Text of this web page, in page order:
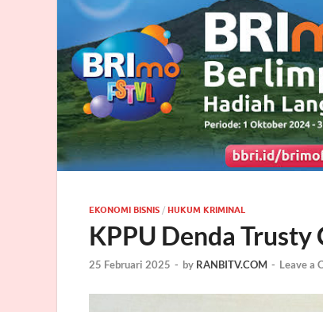
EKONOMI BISNIS / HUKUM KRIMINAL
KPPU Denda
25 Februari 2025 - by RANBITV.COM - Leave a